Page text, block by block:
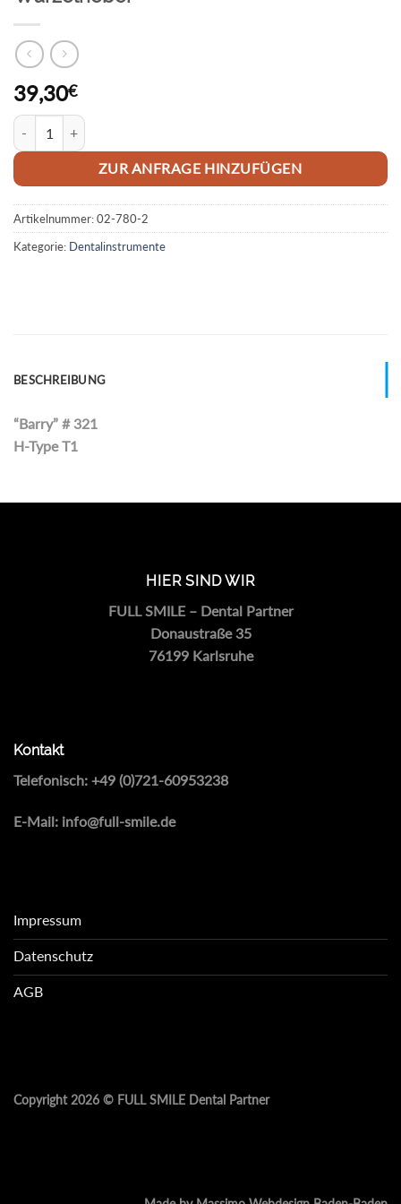
39,30€
Wurzelheber Menge
ZUR ANFRAGE HINZUFÜGEN
Artikelnummer:02-780-2
Kategorie: Dentalinstrumente
BESCHREIBUNG
“Barry” # 321
H-Type T1
HIER SIND WIR
FULL SMILE – Dental Partner
Donaustraße 35
76199 Karlsruhe
Kontakt
Telefonisch: +49 (0)721-60953238
E-Mail: info@full-smile.de
Impressum
Datenschutz
AGB
Copyright 2026 © FULL SMILE Dental Partner